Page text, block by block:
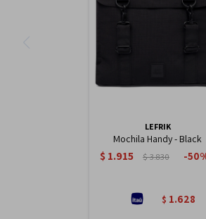
LEFRIK
Mochila Handy - Black
$ 1.915 $3.830 50
$ 1.628